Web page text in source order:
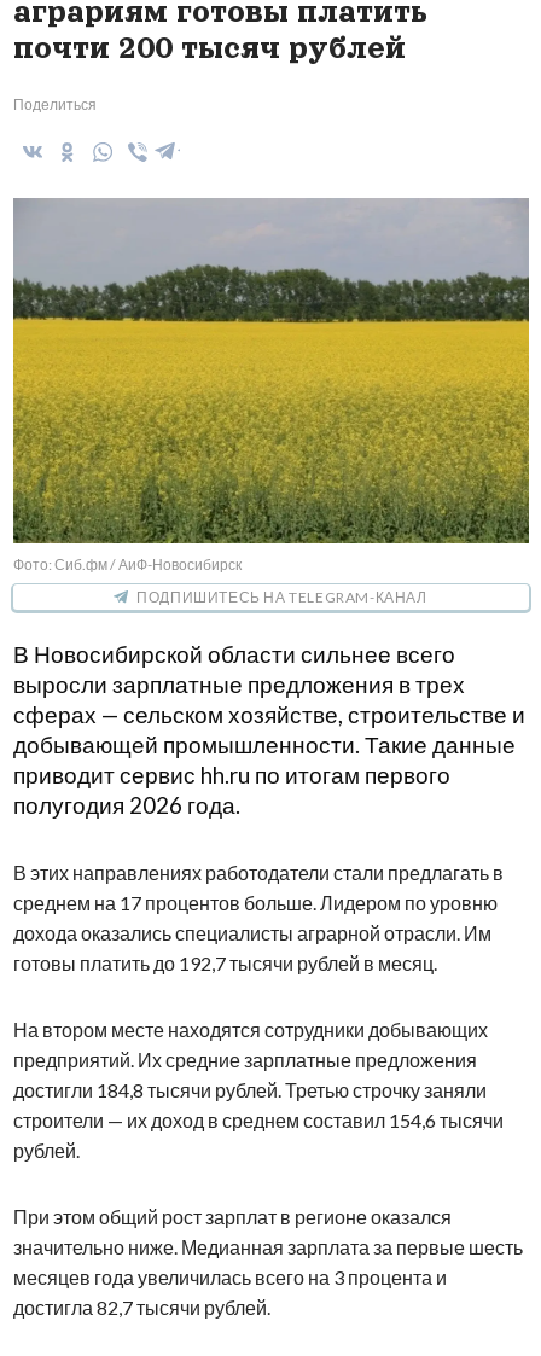
аграриям готовы платить
почти 200 тысяч рублей
Поделиться
Фото: Сиб.фм / АиФ-Новосибирск
ПОДПИШИТЕСЬ НА TELEGRAM-КАНАЛ
В Новосибирской области сильнее всего
выросли зарплатные предложения в трех
сферах — сельском хозяйстве, строительстве и
добывающей промышленности. Такие данные
приводит сервис hh.ru по итогам первого
полугодия 2026 года.
В этих направлениях работодатели стали предлагать в
среднем на 17 процентов больше. Лидером по уровню
дохода оказались специалисты аграрной отрасли. Им
готовы платить до 192,7 тысячи рублей в месяц.
На втором месте находятся сотрудники добывающих
предприятий. Их средние зарплатные предложения
достигли 184,8 тысячи рублей. Третью строчку заняли
строители — их доход в среднем составил 154,6 тысячи
рублей.
При этом общий рост зарплат в регионе оказался
значительно ниже. Медианная зарплата за первые шесть
месяцев года увеличилась всего на 3 процента и
достигла 82,7 тысячи рублей.